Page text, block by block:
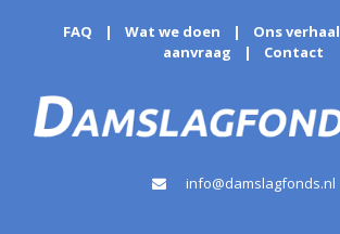
FAQ | Wat we doen | Ons verhaal
aanvraag
| Contact
info@damslagfonds.nl